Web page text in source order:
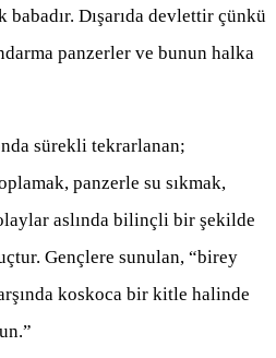
babadır. Dışarıda devlettir çünkü
panzerler ve bunun halka
sürekli tekrarlanan;
panzerle su sıkmak,
aslında bilinçli bir şekilde
Gençlere sunulan, “birey
koskoca bir kitle halinde